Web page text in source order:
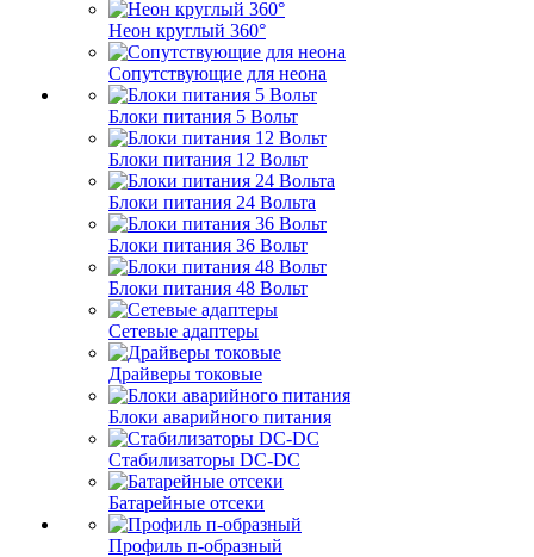
Неон круглый 360°
Сопутствующие для неона
Блоки питания 5 Вольт
Блоки питания 12 Вольт
Блоки питания 24 Вольта
Блоки питания 36 Вольт
Блоки питания 48 Вольт
Сетевые адаптеры
Драйверы токовые
Блоки аварийного питания
Стабилизаторы DC-DC
Батарейные отсеки
Профиль п-образный